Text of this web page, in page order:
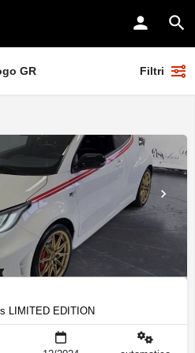
GR Filtri
LIMITED EDITION